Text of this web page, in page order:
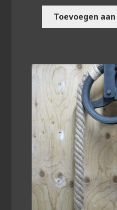
Toevoegen